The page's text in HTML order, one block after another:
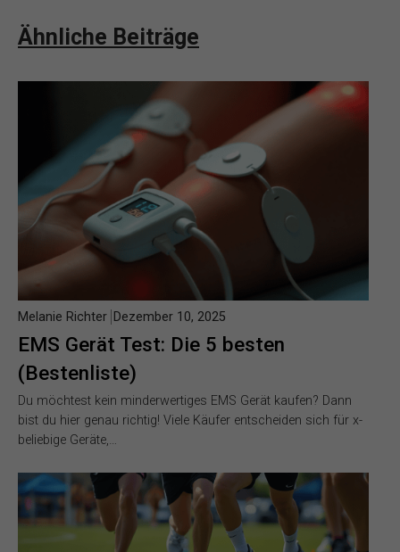
Ähnliche Beiträge
EMS Gerät Test: Die 5 besten
(Bestenliste)
Melanie Richter Dezember 10, 2025
Du möchtest kein minderwertiges EMS Gerät kaufen? Dann
bist du hier genau richtig! Viele Käufer entscheiden sich für x-
beliebige Geräte,…